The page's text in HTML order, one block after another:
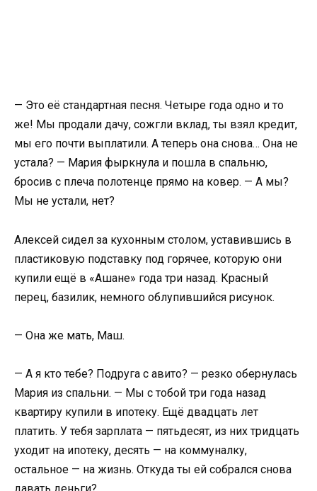
— Это её стандартная песня. Четыре года одно и то
же! Мы продали дачу, сожгли вклад, ты взял кредит,
мы его почти выплатили. А теперь она снова… Она не
устала? — Мария фыркнула и пошла в спальню,
бросив с плеча полотенце прямо на ковер. — А мы?
Мы не устали, нет?
Алексей сидел за кухонным столом, уставившись в
пластиковую подставку под горячее, которую они
купили ещё в «Ашане» года три назад. Красный
перец, базилик, немного облупившийся рисунок.
— Она же мать, Маш.
— А я кто тебе? Подруга с авито? — резко обернулась
Мария из спальни. — Мы с тобой три года назад
квартиру купили в ипотеку. Ещё двадцать лет
платить. У тебя зарплата — пятьдесят, из них тридцать
уходит на ипотеку, десять — на коммуналку,
остальное — на жизнь. Откуда ты ей собрался снова